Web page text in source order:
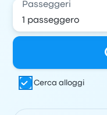
Passeggeri
Cerca alloggi